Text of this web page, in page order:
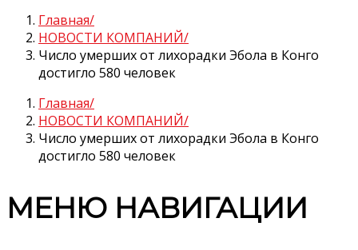
Главная
НОВОСТИ КОМПАНИЙ
Число умерших от лихорадки Эбола в Конго
достигло 580 человек
Главная
НОВОСТИ КОМПАНИЙ
Число умерших от лихорадки Эбола в Конго
достигло 580 человек
МЕНЮ НАВИГАЦИИ